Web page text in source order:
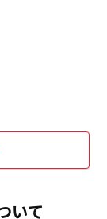
いて